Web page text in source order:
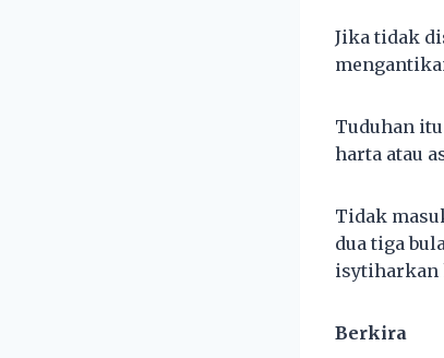
Jika tidak
Tuduhan
harta atau
Tidak
dua tiga
isytiharkan
Berkira